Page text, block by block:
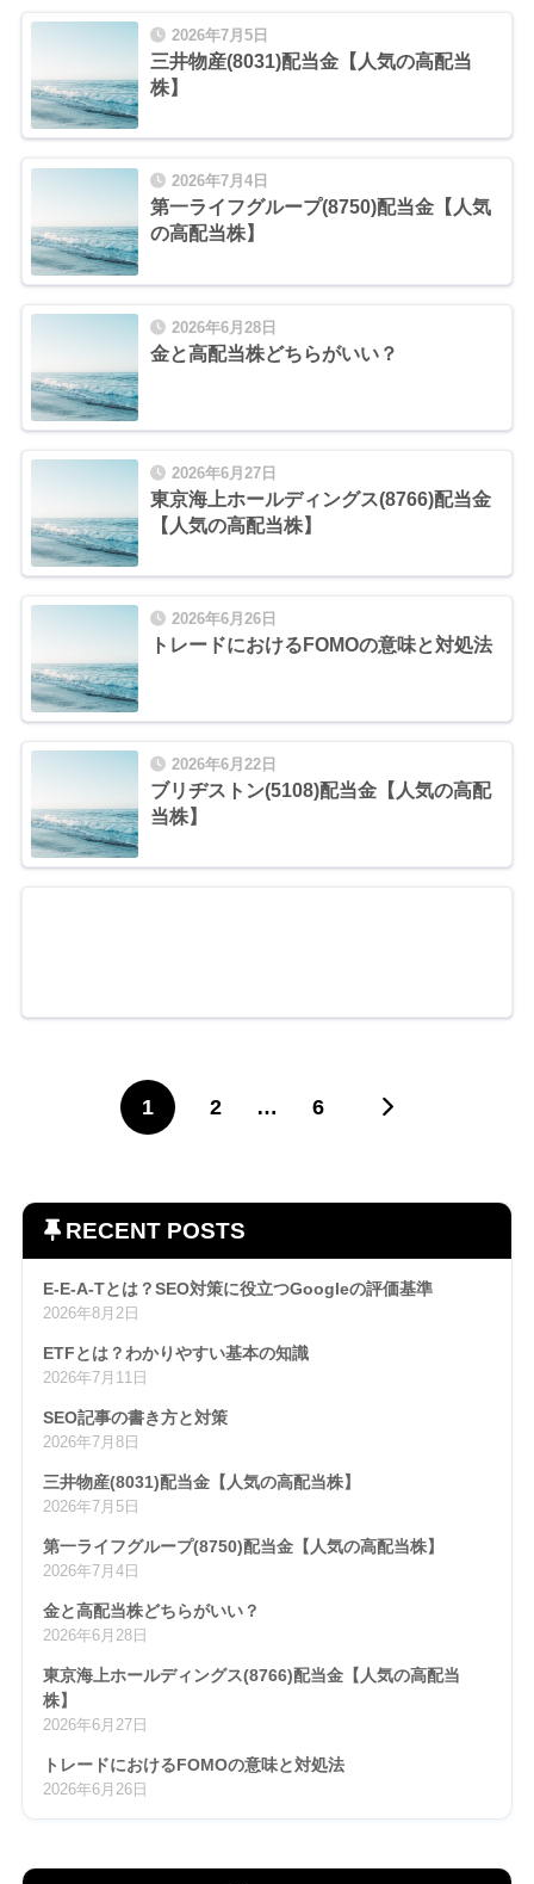
2026年7月5日
三井物産(8031)配当金【人気の高配当
株】
2026年7月4日
第一ライフグループ(8750)配当金【人気
の高配当株】
2026年6月28日
金と高配当株どちらがいい？
2026年6月27日
東京海上ホールディングス(8766)配当金
【人気の高配当株】
2026年6月26日
トレードにおけるFOMOの意味と対処法
2026年6月22日
ブリヂストン(5108)配当金【人気の高配
当株】
1 2 … 6
RECENT POSTS
E-E-A-Tとは？SEO対策に役立つGoogleの評価基準
2026年8月2日
ETFとは？わかりやすい基本の知識
2026年7月11日
SEO記事の書き方と対策
2026年7月8日
三井物産(8031)配当金【人気の高配当株】
2026年7月5日
第一ライフグループ(8750)配当金【人気の高配当株】
2026年7月4日
金と高配当株どちらがいい？
2026年6月28日
東京海上ホールディングス(8766)配当金【人気の高配当
株】
2026年6月27日
トレードにおけるFOMOの意味と対処法
2026年6月26日